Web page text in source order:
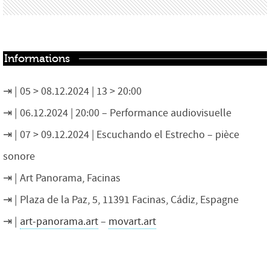
Informations
05 > 08.12.2024 | 13 > 20:00
06.12.2024 | 20:00 – Performance audiovisuelle
07 > 09.12.2024 | Escuchando el Estrecho – pièce
sonore
Art Panorama, Facinas
Plaza de la Paz, 5, 11391 Facinas, Cádiz, Espagne
art-panorama.art– movart.art